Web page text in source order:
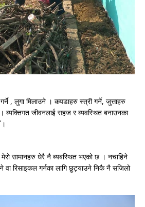
, लुगा मिलाउने । कपडाहरु स्त्री गर्ने, जुत्ताहरु
। ब्यक्तिगत जीवनलाई सहज र ब्यवस्थित बनाउनका
सामानहरु धेरै नै ब्यबस्थित भएको छ । नचाहिने
रिसाइकल गर्नका लागि छुट्याउने निकै नै सजिलो